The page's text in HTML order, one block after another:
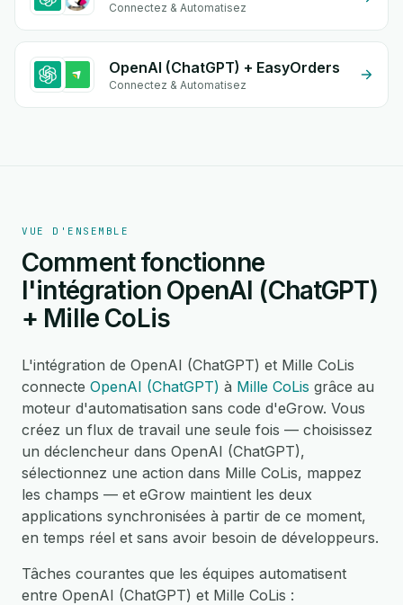
Connectez & Automatisez
OpenAI (ChatGPT) + EasyOrders
Connectez & Automatisez
VUE D'ENSEMBLE
Comment fonctionne
l'intégration OpenAI (ChatGPT)
+ Mille CoLis
L'intégration de OpenAI (ChatGPT) et Mille CoLis
connecte OpenAI (ChatGPT) à Mille CoLis grâce au
moteur d'automatisation sans code d'eGrow. Vous
créez un flux de travail une seule fois — choisissez
un déclencheur dans OpenAI (ChatGPT),
sélectionnez une action dans Mille CoLis, mappez
les champs — et eGrow maintient les deux
applications synchronisées à partir de ce moment,
en temps réel et sans avoir besoin de développeurs.
Tâches courantes que les équipes automatisent
entre OpenAI (ChatGPT) et Mille CoLis :